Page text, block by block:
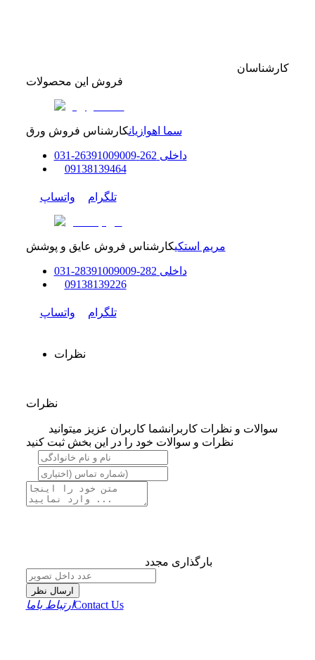
کارشناسان
فروش این محصولات
سما اهوازیانکارشناس فروش ورق
داخلی 262-263
91009009
-
031
09138139464
تلگرام واتساپ
مریم استکیکارشناس فروش عایق و پوشش
داخلی 282-283
91009009
-
031
09138139226
تلگرام واتساپ
نظرات
نظرات
سوالات و نظرات کاربرانشما کاربران عزیز میتوانید
نظرات و سوالات خود را در این بخش ثبت کنید
بارگذاری مجدد
ارسال نظر
ارتباط باماContact Us